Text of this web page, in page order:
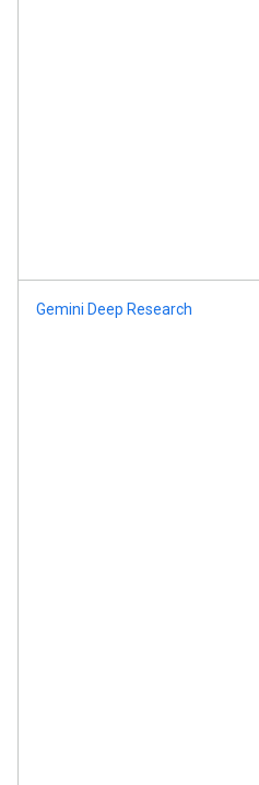
Gemini Deep Research